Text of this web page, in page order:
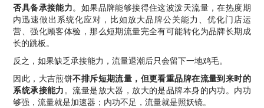
否具备承接能力。如果品牌能够接得住这波泼天流量，在热度期
内迅速做出系统化应对，比如放大品牌公关能力、优化门店运
营、强化顾客体验，那么短期流量完全有可能转化为品牌长期成
长的跳板。
反之，如果缺乏承接能力，流量退潮后只会留下一地鸡毛。
因此，大吉煎饼不排斥短期流量，但更看重品牌在流量到来时的
系统承接能力 。流量是放大器，放大的是品牌本身的内功。内功
够强，流量就是加速器；内功不足，流量就是照妖镜。